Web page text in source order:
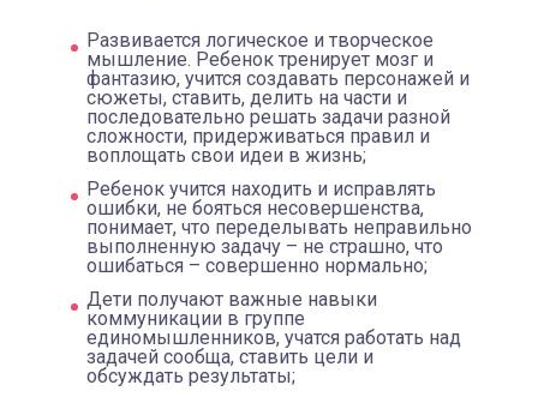
Развивается логическое и творческое
мышление. Ребенок тренирует мозг и
фантазию, учится создавать персонажей и
сюжеты, ставить, делить на части и
последовательно решать задачи разной
сложности, придерживаться правил и
воплощать свои идеи в жизнь;
Ребенок учится находить и исправлять
ошибки, не бояться несовершенства,
понимает, что переделывать неправильно
выполненную задачу – не страшно, что
ошибаться – совершенно нормально;
Дети получают важные навыки
коммуникации в группе
единомышленников, учатся работать над
задачей сообща, ставить цели и
обсуждать результаты;